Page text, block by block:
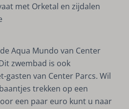
met Orketal en zijdalen
Aqua Mundo van Center
zwembad is ook
gasten van Center Parcs. Wil
trekken op een
een paar euro kunt u naar